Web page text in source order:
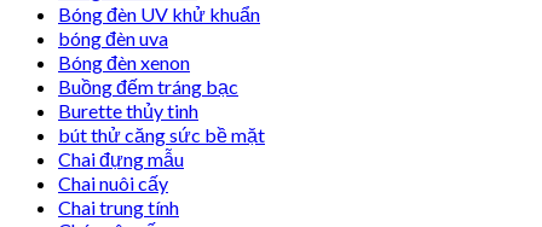
Bóng đèn UV khử khuẩn
bóng đèn uva
Bóng đèn xenon
Buồng đếm tráng bạc
Burette thủy tinh
bút thử căng sức bề mặt
Chai đựng mẫu
Chai nuôi cấy
Chai trung tính